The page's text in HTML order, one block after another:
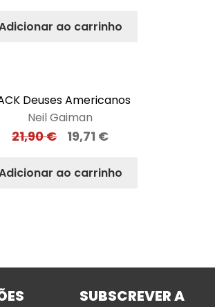
ao carrinho
Deuses Americanos
Neil Gaiman
21,90€ 19,71 €
ao carrinho
SUBSCREVER A